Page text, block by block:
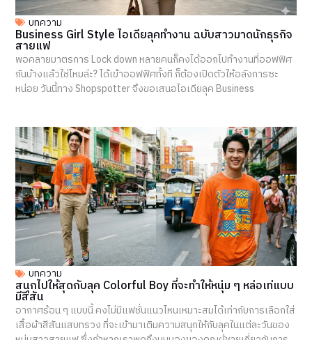
บทความ
Business Girl Style ไอเดียลุคทำงาน ฉบับสาวมาดนักธุรกิจ
สายแฟ
พอคลายมาตรการ Lock down หลายคนก็คงได้ออกไปทำงานที่ออฟฟิศ
กันบ้างแล้วใช่ไหมล่ะ? ได้เข้าออฟฟิศทั้งที ก็ต้องเปิดตัวให้อลังการซะ
หน่อย วันนี้ทาง Shopspotter จึงขอเสนอไอเดียลุค Business
บทความ
สนุกไปให้สุดกับลุค Colorful Boy ที่จะทำให้หนุ่ม ๆ หล่อเท่แบบ
มีสีสัน
อากาศร้อน ๆ แบบนี้ คงไม่มีแฟชั่นแนวไหนเหมาะสมได้เท่ากับการเลือกใส่
เสื้อผ้าสีสันแสบทรวง ที่จะเข้ามาเติมความสนุกให้กับลุคในแต่ละวันของ